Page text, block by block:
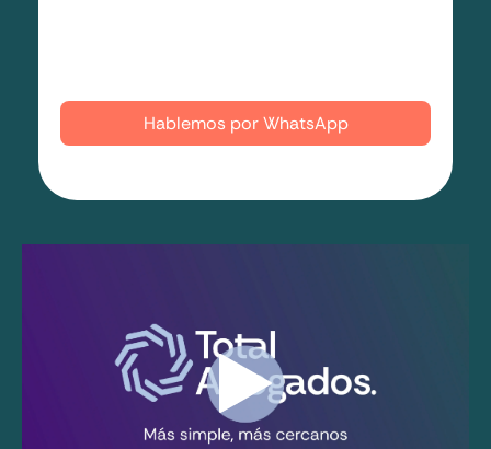
Hablemos por WhatsApp